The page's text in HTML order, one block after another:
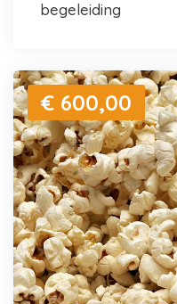
begeleiding
€ 600,00